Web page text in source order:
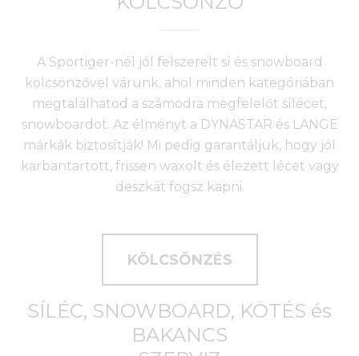
A Sportiger-nél jól felszerelt sí és snowboard
kölcsönzővel várunk, ahol minden kategóriában
megtalálhatod a számodra megfelelőt sílécet,
snowboardot. Az élményt a DYNASTAR és LANGE
márkák biztosítják! Mi pedig garantáljuk, hogy jól
karbantartott, frissen waxolt és élezett lécet vagy
deszkát fogsz kapni.
KÖLCSÖNZÉS
SÍLÉC, SNOWBOARD, KÖTÉS és
BAKANCS